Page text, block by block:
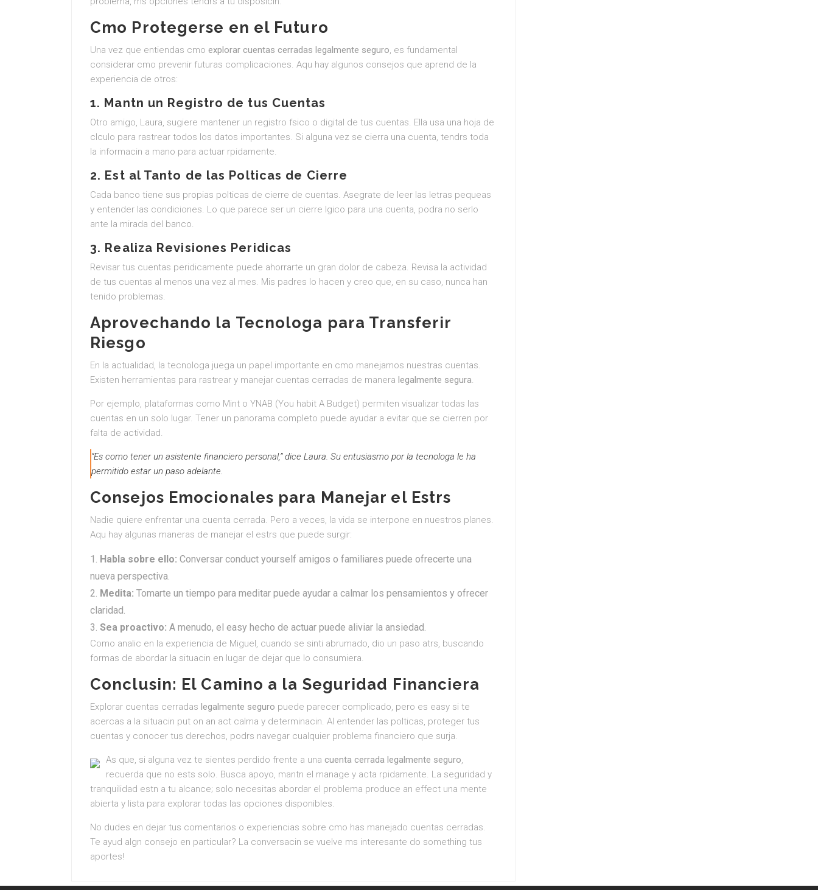
Cmo Protegerse en el Futuro
Una vez que entiendas cmo explorar cuentas cerradas legalmente seguro, es fundamental
considerar cmo prevenir futuras complicaciones. Aqu hay algunos consejos que aprend de la
experiencia de otros:
1. Mantn un Registro de tus Cuentas
Otro amigo, Laura, sugiere mantener un registro fsico o digital de tus cuentas. Ella usa una hoja de
clculo para rastrear todos los datos importantes. Si alguna vez se cierra una cuenta, tendrs toda
la informacin a mano para actuar rpidamente.
2. Est al Tanto de las Polticas de Cierre
Cada banco tiene sus propias polticas de cierre de cuentas. Asegrate de leer las letras pequeas
y entender las condiciones. Lo que parece ser un cierre lgico para una cuenta, podra no serlo
ante la mirada del banco.
3. Realiza Revisiones Peridicas
Revisar tus cuentas peridicamente puede ahorrarte un gran dolor de cabeza. Revisa la actividad
de tus cuentas al menos una vez al mes. Mis padres lo hacen y creo que, en su caso, nunca han
tenido problemas.
Aprovechando la Tecnologa para Transferir
Riesgo
En la actualidad, la tecnologa juega un papel importante en cmo manejamos nuestras cuentas.
Existen herramientas para rastrear y manejar cuentas cerradas de manera legalmente segura.
Por ejemplo, plataformas como Mint o YNAB (You habit A Budget) permiten visualizar todas las
cuentas en un solo lugar. Tener un panorama completo puede ayudar a evitar que se cierren por
falta de actividad.
“Es como tener un asistente financiero personal,” dice Laura. Su entusiasmo por la tecnologa le ha
permitido estar un paso adelante.
Consejos Emocionales para Manejar el Estrs
Nadie quiere enfrentar una cuenta cerrada. Pero a veces, la vida se interpone en nuestros planes.
Aqu hay algunas maneras de manejar el estrs que puede surgir:
Habla sobre ello: Conversar conduct yourself amigos o familiares puede ofrecerte una
nueva perspectiva.
Medita: Tomarte un tiempo para meditar puede ayudar a calmar los pensamientos y ofrecer
claridad.
Sea proactivo: A menudo, el easy hecho de actuar puede aliviar la ansiedad.
Como analic en la experiencia de Miguel, cuando se sinti abrumado, dio un paso atrs, buscando
formas de abordar la situacin en lugar de dejar que lo consumiera.
Conclusin: El Camino a la Seguridad Financiera
Explorar cuentas cerradas legalmente seguro puede parecer complicado, pero es easy si te
acercas a la situacin put on an act calma y determinacin. Al entender las polticas, proteger tus
cuentas y conocer tus derechos, podrs navegar cualquier problema financiero que surja.
As que, si alguna vez te sientes perdido frente a una cuenta cerrada legalmente seguro,
recuerda que no ests solo. Busca apoyo, mantn el manage y acta rpidamente. La seguridad y
tranquilidad estn a tu alcance; solo necesitas abordar el problema produce an effect una mente
abierta y lista para explorar todas las opciones disponibles.
No dudes en dejar tus comentarios o experiencias sobre cmo has manejado cuentas cerradas.
Te ayud algn consejo en particular? La conversacin se vuelve ms interesante do something tus
aportes!